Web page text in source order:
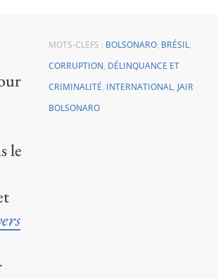
le
MOTS-CLEFS : BOLSONARO, BRÉSIL,
CORRUPTION, DÉLINQUANCE ET
CRIMINALITÉ, INTERNATIONAL, JAIR
BOLSONARO